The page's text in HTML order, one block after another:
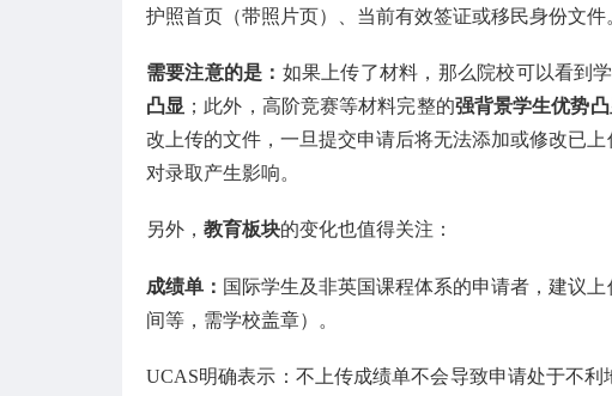
护照首页（带照片页）、当前有效签证或移民身份文件
需要注意的是： 如果上传了材料，那么院校可以看到
凸显 ；此外，高阶竞赛等材料完整的强背景学生优势凸
改上传的文件，一旦提交申请后将无法添加或修改已上
对录取产生影响。
另外， 教育板块的变化也值得关注：
成绩单： 国际学生及非英国课程体系的申请者，建议
间等，需学校盖章）。
UCAS明确表示：不上传成绩单不会导致申请处于不